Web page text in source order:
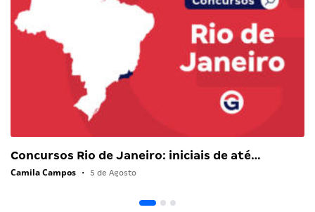
Concursos Rio de Janeiro: iniciais de até…
Camila Campos • 5 de Agosto